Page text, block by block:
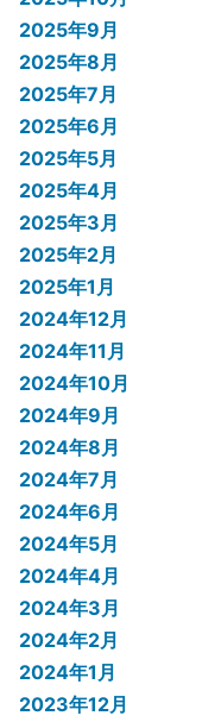
2025年9月
2025年8月
2025年7月
2025年6月
2025年5月
2025年4月
2025年3月
2025年2月
2025年1月
2024年12月
2024年11月
2024年10月
2024年9月
2024年8月
2024年7月
2024年6月
2024年5月
2024年4月
2024年3月
2024年2月
2024年1月
2023年12月